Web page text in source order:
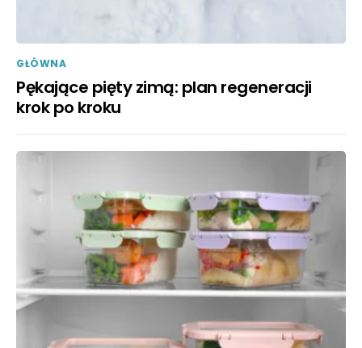
GŁÓWNA
Pękające pięty zimą: plan regeneracji
krok po kroku